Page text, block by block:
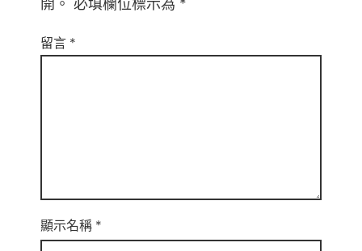
開。 必填欄位標示為 *
留言 *
顯示名稱 *